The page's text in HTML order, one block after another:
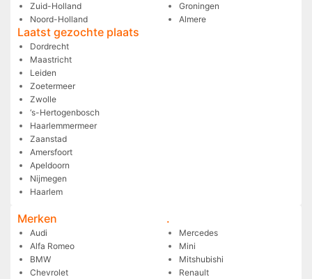
Zuid-Holland
Noord-Holland
Groningen
Almere
Laatst gezochte plaats
Dordrecht
Maastricht
Leiden
Zoetermeer
Zwolle
‘s-Hertogenbosch
Haarlemmermeer
Zaanstad
Amersfoort
Apeldoorn
Nijmegen
Haarlem
Merken
Audi
Alfa Romeo
BMW
Chevrolet
.
Mercedes
Mini
Mitshubishi
Renault